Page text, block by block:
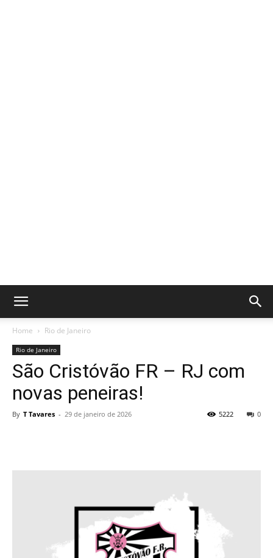
Home Rio de Janeiro
Rio de Janeiro
São Cristóvão FR – RJ com
novas peneiras!
By T Tavares - 29 de janeiro de 2026 0
5222